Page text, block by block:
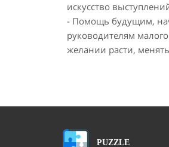
искусство
- Помощь будущим,
руководителям
желании расти,
PUZZLE